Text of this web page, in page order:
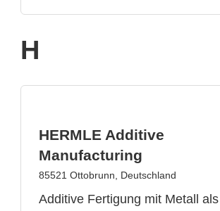
H
HERMLE Additive
Manufacturing
85521 Ottobrunn, Deutschland
Additive Fertigung mit Metall als